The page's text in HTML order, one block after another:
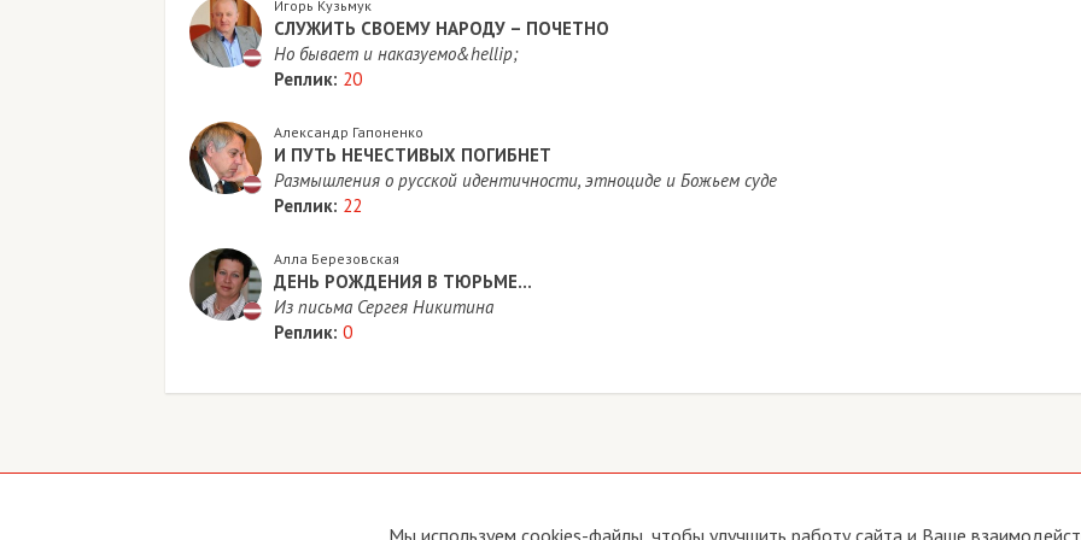
Игорь Кузьмук
СЛУЖИТЬ СВОЕМУ НАРОДУ – ПОЧЕТНО
Но бывает и наказуемо&hellip;
Реплик: 20
Александр Гапоненко
И ПУТЬ НЕЧЕСТИВЫХ ПОГИБНЕТ
Размышления о русской идентичности, этноциде и Божьем суде
Реплик: 22
Алла Березовская
ДЕНЬ РОЖДЕНИЯ В ТЮРЬМЕ…
Из письма Сергея Никитина
Реплик: 0
Мы используем cookies-файлы, чтобы улучшить работу сайта и Ваше